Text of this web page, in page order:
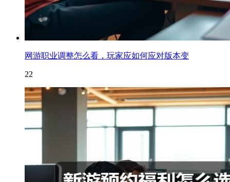
网游职业调整怎么看，玩家应如何应对版本变
22